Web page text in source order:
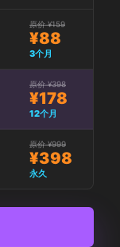
原价 ¥159
¥88
3个月
原价 ¥398
¥178
12个月
原价 ¥999
¥398
永久